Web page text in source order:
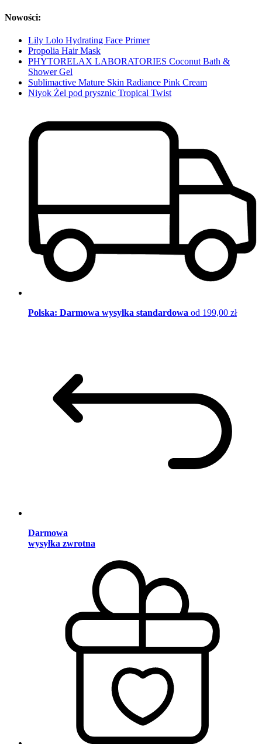
Nowości:
Lily Lolo Hydrating Face Primer
Propolia Hair Mask
PHYTORELAX LABORATORIES Coconut Bath &
Shower Gel
Sublimactive Mature Skin Radiance Pink Cream
Niyok Żel pod prysznic Tropical Twist
Polska: Darmowa wysyłka standardowa od 199,00 zł
Darmowa
wysyłka zwrotna